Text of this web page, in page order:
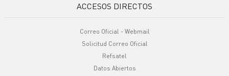
ACCESOS DIRECTOS
Correo Oficial - Webmail
Solicitud Correo Oficial
Refsatel
Datos Abiertos